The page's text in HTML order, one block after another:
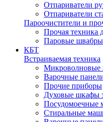
Отпариватели
Отпариватели
Пароочистители и
Прочая техника
Паровые швабры
КБТ
Встраиваемая техника
Микроволновые
Варочные
Прочие приборы
Духовые шкафы
Посудомоечные
Стиральные